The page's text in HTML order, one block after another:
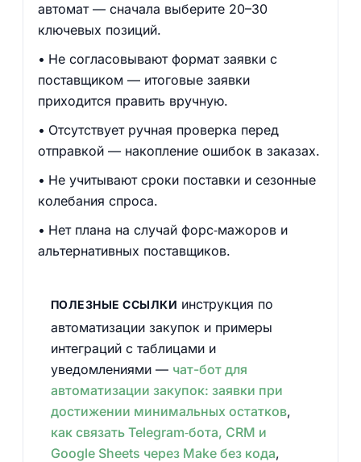
автомат — сначала выберите 20–30
ключевых позиций.
Не согласовывают формат заявки с
поставщиком — итоговые заявки
приходится править вручную.
Отсутствует ручная проверка перед
отправкой — накопление ошибок в заказах.
Не учитывают сроки поставки и сезонные
колебания спроса.
Нет плана на случай форс‑мажоров и
альтернативных поставщиков.
ПОЛЕЗНЫЕ ССЫЛКИ инструкция по
автоматизации закупок и примеры
интеграций с таблицами и
уведомлениями — чат-бот для
автоматизации закупок: заявки при
достижении минимальных остатков,
как связать Telegram‑бота, CRM и
Google Sheets через Make без кода,